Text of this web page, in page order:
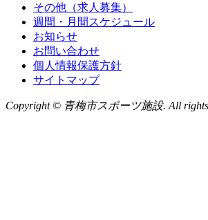
その他（求人募集）
週間・月間スケジュール
お知らせ
お問い合わせ
個人情報保護方針
サイトマップ
Copyright © 青梅市スポーツ施設. All rights